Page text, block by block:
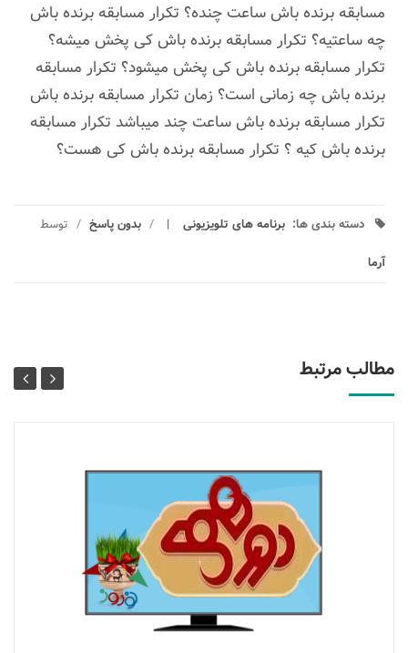
مسابقه برنده باش ساعت چنده؟ تکرار مسابقه برنده باش
چه ساعتیه؟ تکرار مسابقه برنده باش کی پخش میشه؟
تکرار مسابقه برنده باش کی پخش میشود؟ تکرار مسابقه
برنده باش چه زمانی است؟ زمان تکرار مسابقه برنده باش
تکرار مسابقه برنده باش ساعت چند میباشد تکرار مسابقه
برنده باش کیه ؟ تکرار مسابقه برنده باش کی هست؟
دسته بندی ها: برنامه های تلویزیونی / بدون پاسخ / توسط
آرما
مطالب مرتبط